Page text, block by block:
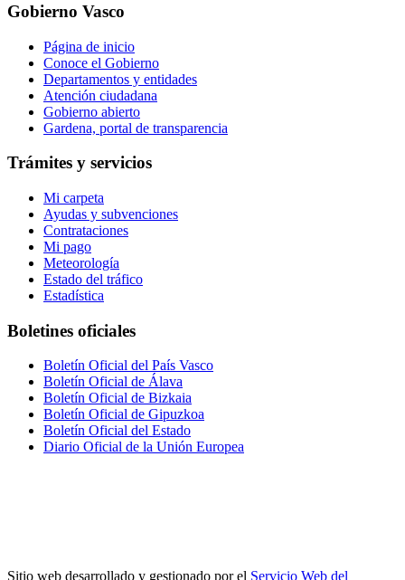
Gobierno Vasco
Página de inicio
Conoce el Gobierno
Departamentos y entidades
Atención ciudadana
Gobierno abierto
Gardena, portal de transparencia
Trámites y servicios
Mi carpeta
Ayudas y subvenciones
Contrataciones
Mi pago
Meteorología
Estado del tráfico
Estadística
Boletines oficiales
Boletín Oficial del País Vasco
Boletín Oficial de Álava
Boletín Oficial de Bizkaia
Boletín Oficial de Gipuzkoa
Boletín Oficial del Estado
Diario Oficial de la Unión Europea
Sitio web desarrollado y gestionado por el Servicio Web del